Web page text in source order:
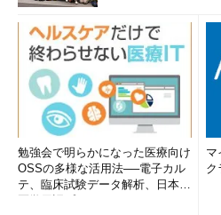
勉強会で明らかになった医療向け
OSSの多様な活用法──電子カル
テ、臨床試験データ解析、日本語
マ
ク